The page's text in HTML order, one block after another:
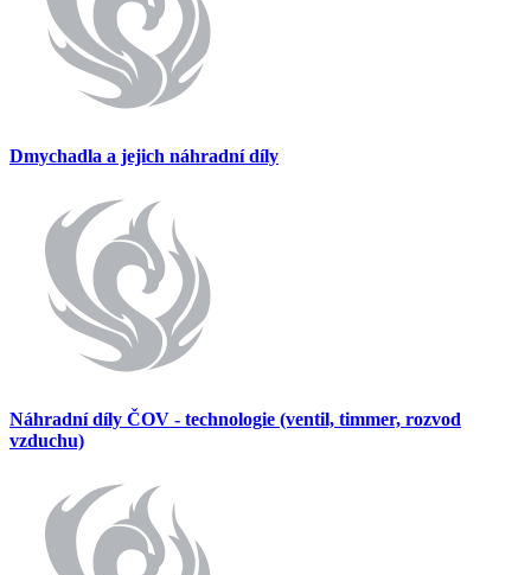
Dmychadla a jejich náhradní díly
Náhradní díly ČOV - technologie (ventil, timmer, rozvod
vzduchu)